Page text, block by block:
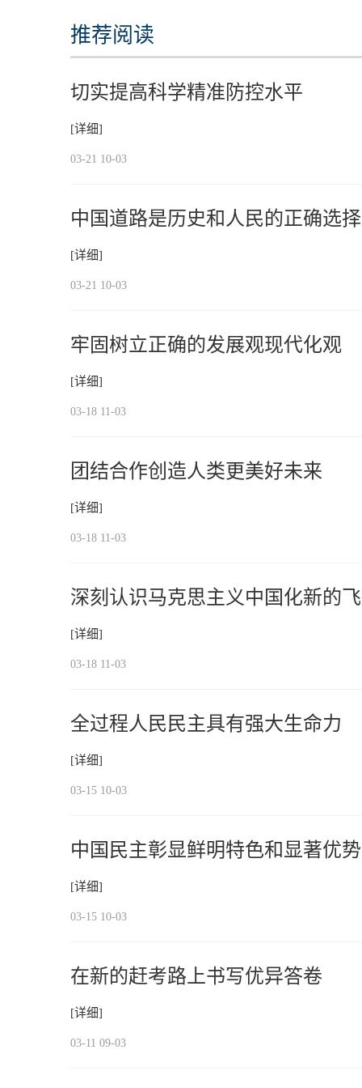
推荐阅读
切实提高科学精准防控水平
[详细]
03-21 10-03
中国道路是历史和人民的正确选择
[详细]
03-21 10-03
牢固树立正确的发展观现代化观
[详细]
03-18 11-03
团结合作创造人类更美好未来
[详细]
03-18 11-03
深刻认识马克思主义中国化新的
[详细]
03-18 11-03
全过程人民民主具有强大生命力
[详细]
03-15 10-03
中国民主彰显鲜明特色和显著优势
[详细]
03-15 10-03
在新的赶考路上书写优异答卷
[详细]
03-11 09-03